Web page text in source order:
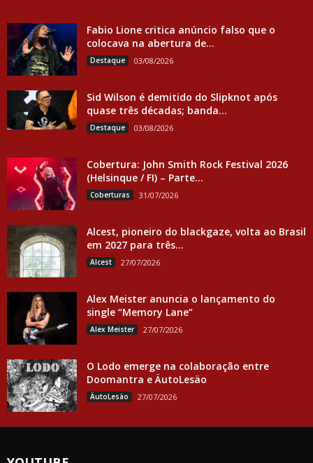
Fabio Lione critica anúncio falso que o
colocava na abertura de...
Destaque 03/08/2026
Sid Wilson é demitido do Slipknot após
quase três décadas; banda...
Destaque 03/08/2026
Cobertura: John Smith Rock Festival 2026
(Helsinque / FI) – Parte...
Coberturas 31/07/2026
Alcest, pioneiro do blackgaze, volta ao Brasil
em 2027 para três...
Alcest 27/07/2026
Alex Meister anuncia o lançamento do
single “Memory Lane”
Alex Meister 27/07/2026
O Lodo emerge na colaboração entre
Doomantra e ÄutoLesäo
ÄutoLesäo 27/07/2026